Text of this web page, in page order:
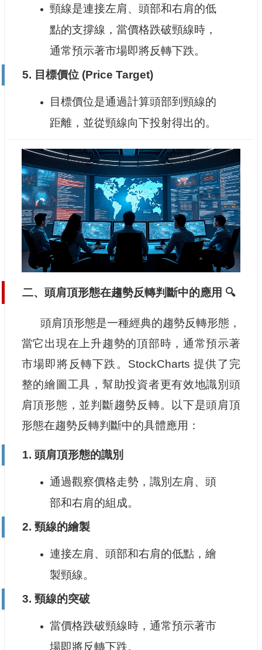
頸線是連接左肩、頭部和右肩的低
點的支撐線，當價格跌破頸線時，
通常預示著市場即將反轉下跌。
5. 目標價位 (Price Target)
目標價位是通過計算頭部到頸線的
距離，並從頸線向下投射得出的。
二、頭肩頂形態在趨勢反轉判斷中的應用 🔍
頭肩頂形態是一種經典的趨勢反轉形態，
當它出現在上升趨勢的頂部時，通常預示著
市場即將反轉下跌。StockCharts 提供了完
整的繪圖工具，幫助投資者更有效地識別頭
肩頂形態，並判斷趨勢反轉。以下是頭肩頂
形態在趨勢反轉判斷中的具體應用：
1. 頭肩頂形態的識別
通過觀察價格走勢，識別左肩、頭
部和右肩的組成。
2. 頸線的繪製
連接左肩、頭部和右肩的低點，繪
製頸線。
3. 頸線的突破
當價格跌破頸線時，通常預示著市
場即將反轉下跌。